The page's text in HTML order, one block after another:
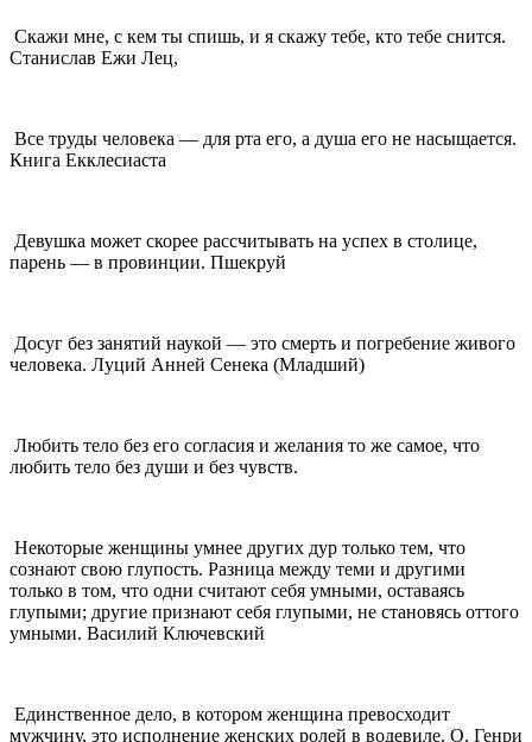
Скажи мне, с кем ты спишь, и я скажу тебе, кто тебе снится.
Станислав Ежи Лец,
Все труды человека — для рта его, а душа его не насыщается.
Книга Екклесиаста
Девушка может скорее рассчитывать на успех в столице,
парень — в провинции. Пшекруй
Досуг без занятий наукой — это смерть и погребение живого
человека. Луций Анней Сенека (Младший)
Любить тело без его согласия и желания то же самое, что
любить тело без души и без чувств.
Некоторые женщины умнее других дур только тем, что
сознают свою глупость. Разница между теми и другими
только в том, что одни считают себя умными, оставаясь
глупыми; другие признают себя глупыми, не становясь оттого
умными. Василий Ключевский
Единственное дело, в котором женщина превосходит
мужчину, это исполнение женских ролей в водевиле. О. Генри